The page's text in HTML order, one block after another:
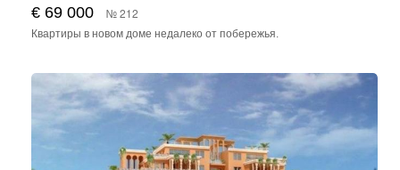
€ 69 000 № 212
Квартиры в новом доме недалеко от побережья.